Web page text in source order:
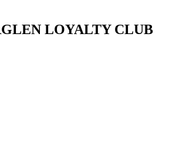
LOYALTY CLUB